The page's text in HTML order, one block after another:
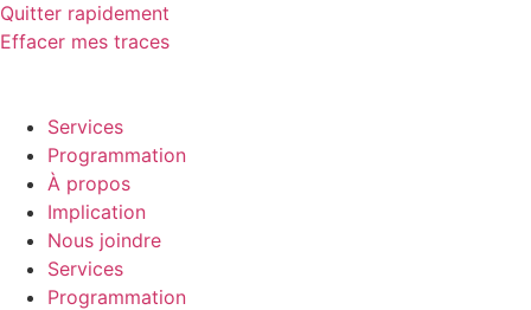
Quitter rapidement
Effacer mes traces
Services
Programmation
À propos
Implication
Nous joindre
Services
Programmation